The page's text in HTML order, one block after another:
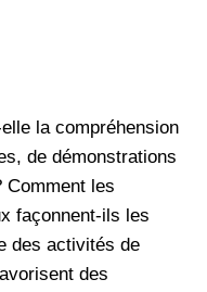
la compréhension
de démonstrations
Comment les
façonnent-ils les
des activités de
des